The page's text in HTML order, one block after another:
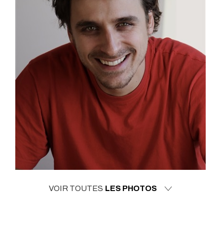
VOIR TOUTES LES PHOTOS